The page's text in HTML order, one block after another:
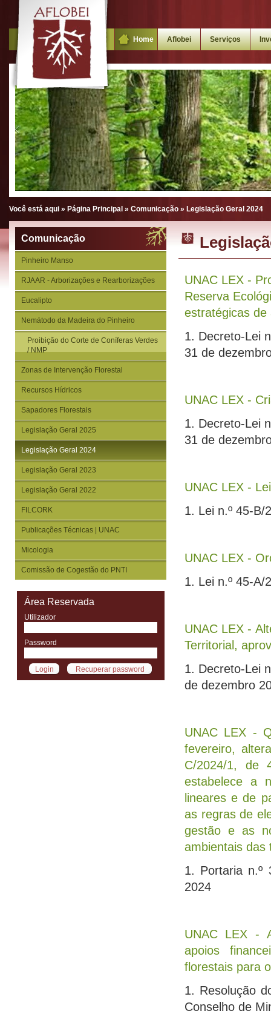
Home Aflobei Serviços
Você está aqui » Página Principal » Comunicação » Legislação Geral 2024
Comunicação
Pinheiro Manso
RJAAR - Arborizações e Rearborizações
Eucalipto
Nemátodo da Madeira do Pinheiro
Proibição do Corte de Coníferas Verdes
/ NMP
Zonas de Intervenção Florestal
Recursos Hídricos
Sapadores Florestais
Legislação Geral 2025
Legislação Geral 2024
Legislação Geral 2023
Legislação Geral 2022
FILCORK
Publicações Técnicas | UNAC
Micologia
Comissão de Cogestão do PNTI
Área Reservada
Utilizador
Password
UNAC LEX -
Reserva
estratégicas de
1. Decreto-Lei
31 de
UNAC LEX -
1. Decreto-Lei
31 de
UNAC LEX -
1. Lei n.º 45-
UNAC LEX -
1. Lei n.º 45-
UNAC LEX -
Territorial,
1. Decreto-Lei
de dezembro
UNAC LEX -
fevereiro,
C/2024/1, de
estabelece a
lineares e de
as regras de
gestão e as
ambientais das
1. Portaria n.º
2024
UNAC LEX -
apoios
florestais para
1. Resolução
Conselho de